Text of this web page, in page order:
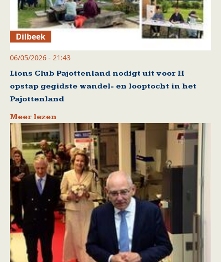
Dilbeek
06/05/2026 - 21:43
Lions Club Pajottenland nodigt uit voor H
opstap gegidste wandel- en looptocht in het
Pajottenland
Meer lezen